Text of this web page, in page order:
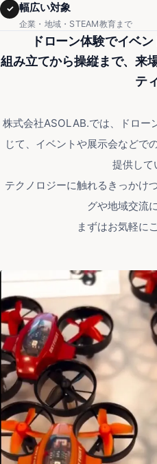
✓ 幅広い対象
企業・地域・STEAM教育まで
ドローン体験でイベ
組み立てから操縦まで、来
テ
株式会社ASOLAB.では、ドロー
じて、イベントや展示会などで
提供して
テクノロジーに触れるきっかけ
グや地域交流
まずはお気軽に